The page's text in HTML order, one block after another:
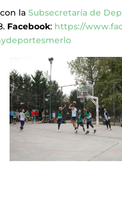
con laSubsecretaría de
Facebook: https://